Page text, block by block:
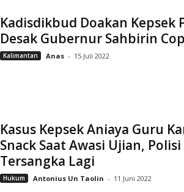
Kadisdikbud Doakan Kepsek
Desak Gubernur Sahbirin
Kalimantan Anas - 15 Juli 2022
Kasus Kepsek Aniaya Guru
Snack Saat Awasi Ujian,
Tersangka Lagi
Hukum Antonius Un Taolin - 11 Juni 2022